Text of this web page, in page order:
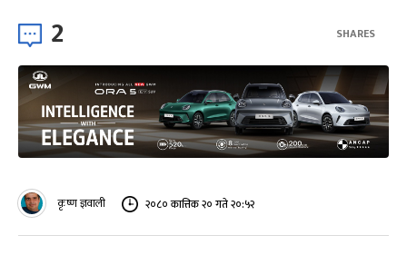
2 SHARES
कृष्ण ज्ञवाली २०८० कात्तिक २० गते २०:५२